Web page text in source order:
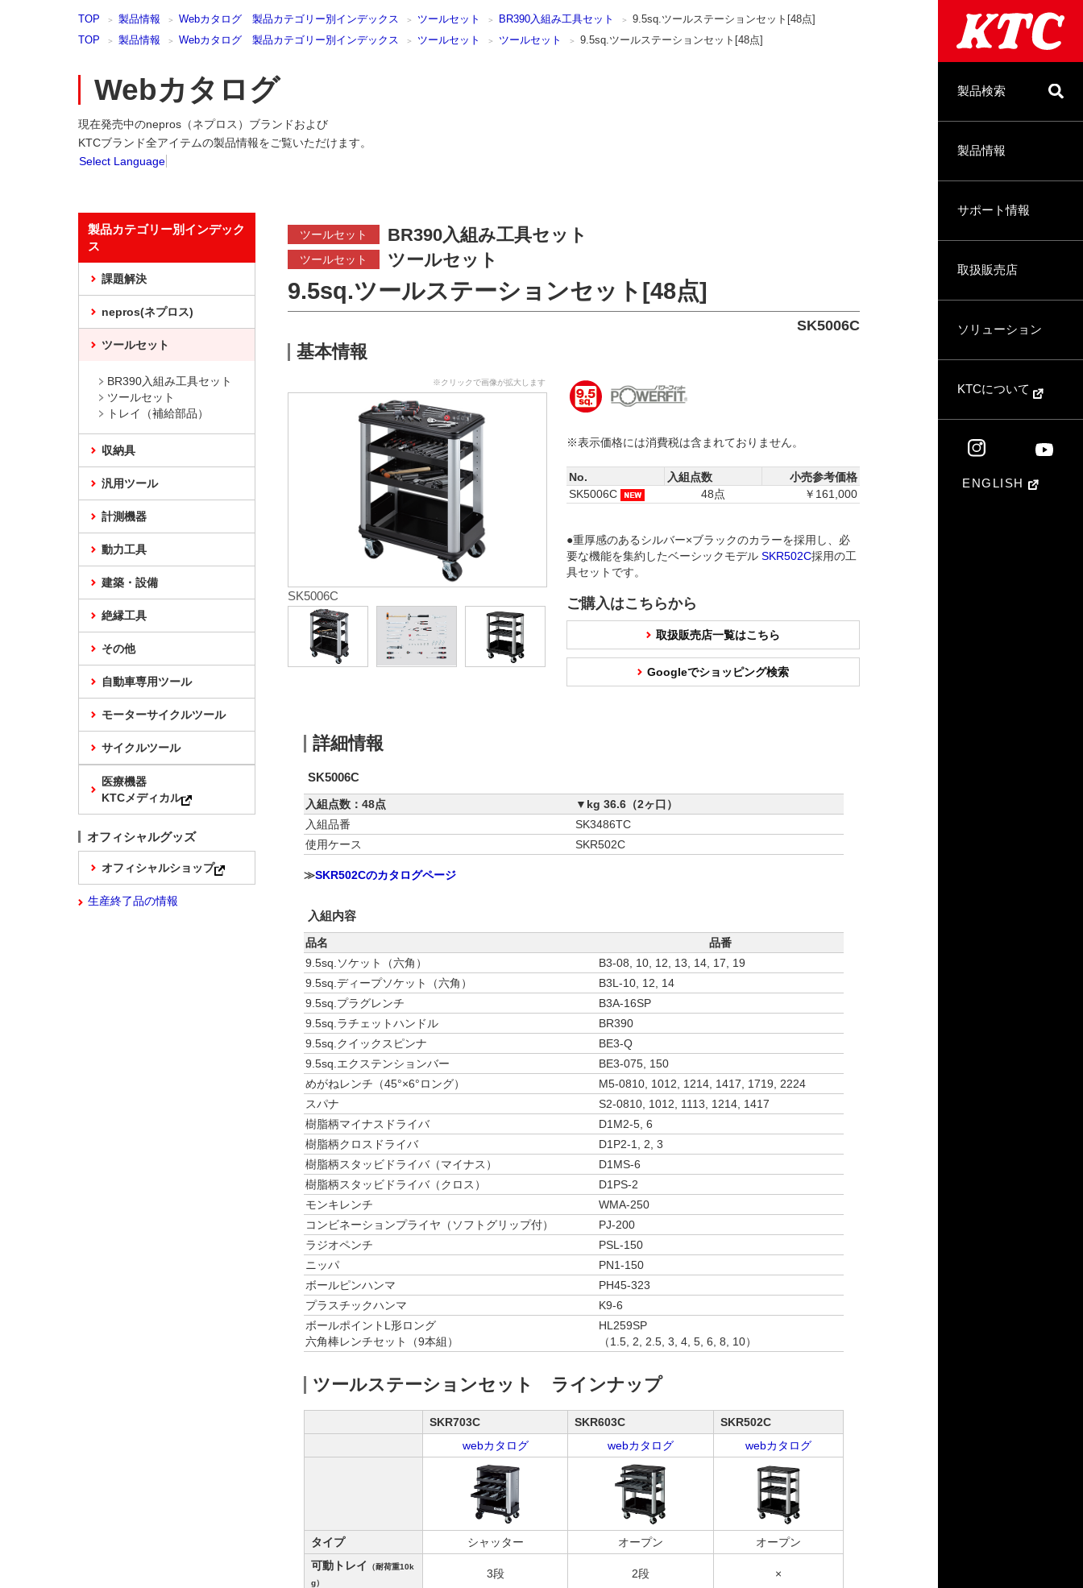
製品検索
製品情報
サポート情報
取扱販売店
ソリューション
KTCについて
ENGLISH
TOP 製品情報 Webカタログ 製品カテゴリー別インデックス ツールセット BR390入組み工具セット
9.5sq.ツールステーションセット[48点]
TOP
製品情報 Webカタログ 製品カテゴリー別インデックス ツールセット ツールセット 9.5sq.ツールステーションセット[48点]
Webカタログ
現在発売中のnepros（ネプロス）ブランドおよび
KTCブランド全アイテムの製品情報をご覧いただけます。
Select Language
ツールセット BR390入組み工具セット
ツールセット ツールセット
9.5sq.ツールステーションセット[48点]
SK5006C
基本情報
※クリックで画像が拡大します
SK5006C
※表示価格には消費税は含まれておりません。
No. 入組点数
小売参考価格
SK5006C
48点 ￥161,000
●重厚感のあるシルバー×ブラックのカラーを採用し、必
要な機能を集約したベーシックモデル SKR502C採用の工
具セットです。
ご購入はこちらから
取扱販売店一覧はこちら
Googleでショッピング検索
詳細情報
SK5006C
入組点数：48点
▼kg 36.6（2ヶ口）
入組品番
SK3486TC
使用ケース
SKR502C
≫SKR502Cのカタログページ
入組内容
品名
品番
9.5sq.ソケット（六角）
B3-08, 10, 12, 13, 14, 17, 19
9.5sq.ディープソケット（六角）
B3L-10, 12, 14
9.5sq.プラグレンチ
B3A-16SP
9.5sq.ラチェットハンドル
BR390
9.5sq.クイックスピンナ
BE3-Q
9.5sq.エクステンションバー
BE3-075, 150
めがねレンチ（45°×6°ロング）
M5-0810, 1012, 1214, 1417, 1719, 2224
スパナ
S2-0810, 1012, 1113, 1214, 1417
樹脂柄マイナスドライバ
D1M2-5, 6
樹脂柄クロスドライバ
D1P2-1, 2, 3
樹脂柄スタッビドライバ（マイナス）
D1MS-6
樹脂柄スタッビドライバ（クロス）
D1PS-2
モンキレンチ
WMA-250
コンビネーションプライヤ（ソフトグリップ付）
PJ-200
ラジオペンチ
PSL-150
ニッパ
PN1-150
ボールピンハンマ
PH45-323
プラスチックハンマ
K9-6
ボールポイントL形ロング
六角棒レンチセット（9本組）
HL259SP
（1.5, 2, 2.5, 3, 4, 5, 6, 8, 10）
ツールステーションセット ラインナップ
SKR703C SKR603C
SKR502C
webカタログ
webカタログ webカタログ
タイプ シャッター オープン
オープン
可動トレイ
（耐荷重10k
g）
3段 2段 ×
製品カテゴリー別インデック
ス
課題解決
nepros(ネプロス)
ツールセット
BR390入組み工具セット
ツールセット
トレイ（補給部品）
収納具
汎用ツール
計測機器
動力工具
建築・設備
絶縁工具
その他
自動車専用ツール
モーターサイクルツール
サイクルツール
医療機器
KTCメディカル
オフィシャルグッズ
オフィシャルショップ
生産終了品の情報